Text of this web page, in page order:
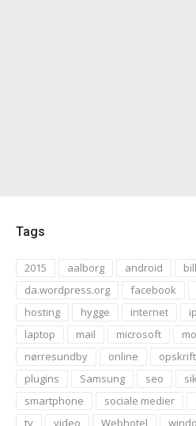
Tags
2015 aalborg android
da.wordpress.org
facebook
hosting
hygge internet
laptop
mail microsoft
nørresundby
online opskrift
plugins
Samsung seo
smartphone
sociale medier
tv
video Webhotel